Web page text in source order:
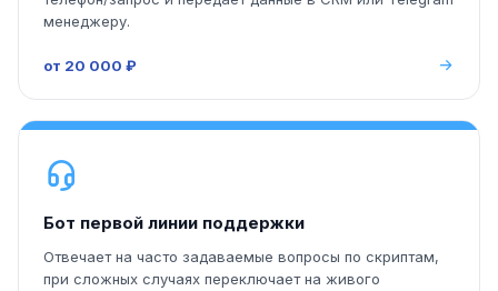
менеджеру.
от 20 000 ₽
Бот первой линии поддержки
Отвечает на часто задаваемые вопросы по скриптам,
при сложных случаях переключает на живого